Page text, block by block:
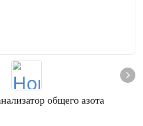
общего азота